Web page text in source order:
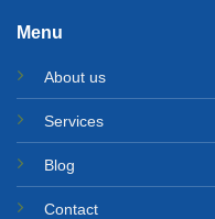
Menu
About us
Services
Blog
Contact